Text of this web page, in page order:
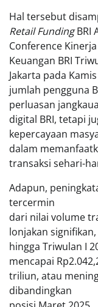
Hal tersebut
Retail FundingBRI
Conference Kinerja
Keuangan BRI
Jakarta pada
jumlah pengguna
perluasan
digital BRI, tetapi
kepercayaan
dalam
transaksi sehari-
Adapun,
tercermin
dari nilai volume
lonjakan
hingga Triwulan I
mencapai
triliun, atau
dibandingkan